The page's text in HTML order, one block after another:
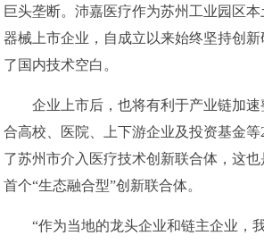
巨头垄断。沛嘉医疗作为苏州工业园区
器械上市企业，自成立以来始终坚持创
了国内技术空白。
企业上市后，也将有利于产业链加速
合高校、医院、上下游企业及投资基金
了苏州市介入医疗技术创新联合体，这
首个“生态融合型”创新联合体。
“作为当地的龙头企业和链主企业，我